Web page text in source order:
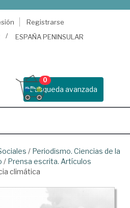
Registrarse
ESPAÑA PENINSULAR
Busqueda avanzada
0
/ Periodismo. Ciencias de la
/ Prensa escrita. Artículos
climática